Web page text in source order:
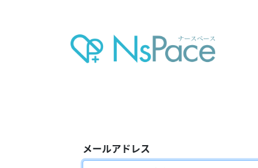
メールアドレス